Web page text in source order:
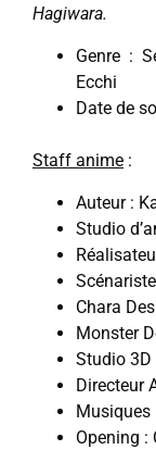
Hagiwara.
Genre :
Ecchi
Date de
Staff anime :
Auteur :
Studio
Chara
Monster
Studio 3D
Directeur
Musiques
Opening :